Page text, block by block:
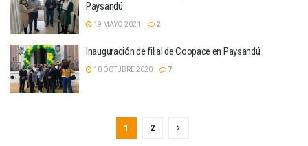
Paysandú
19 MAYO 2021 2
Inauguración de filial de Coopace en Paysandú
10 OCTUBRE 2020 7
1 2